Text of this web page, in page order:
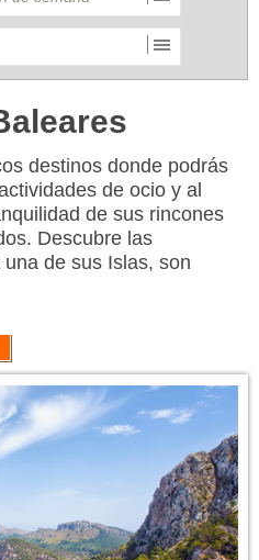
destinos donde podrás
de ocio y al
de sus rincones
Descubre las
de sus Islas, son